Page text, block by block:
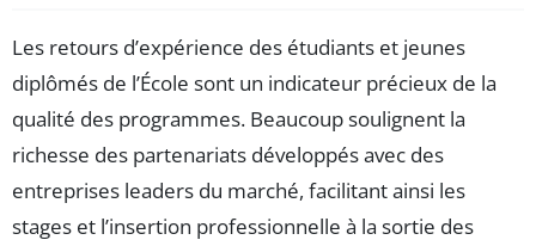
Les retours d’expérience des étudiants et jeunes
diplômés de l’École sont un indicateur précieux de la
qualité des programmes. Beaucoup soulignent la
richesse des partenariats développés avec des
entreprises leaders du marché, facilitant ainsi les
stages et l’insertion professionnelle à la sortie des